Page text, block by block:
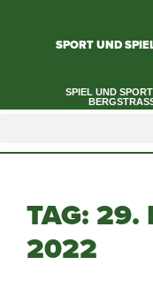
SPORT UND
SPIEL UND
TAG:29.
2022